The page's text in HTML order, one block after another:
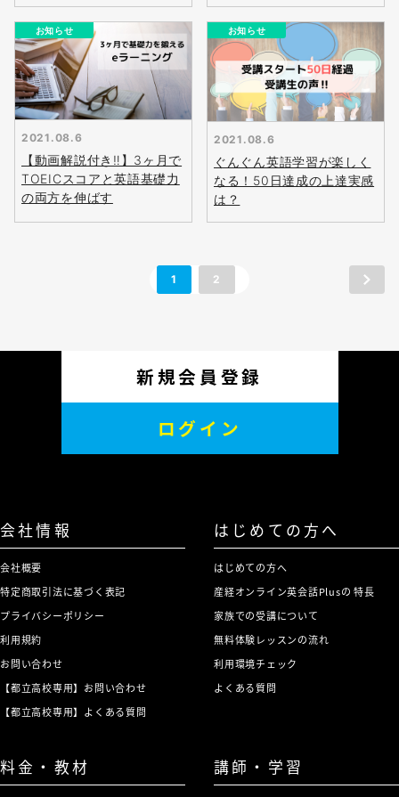
お知らせ
2021.08.6
【動画解説付き‼】3ヶ月で
TOEICスコアと英語基礎力
の両方を伸ばす
お知らせ
2021.08.6
ぐんぐん英語学習が楽しく
なる！50日達成の上達実感
は？
1 2
会員登録
新規会員登録
ログイン
会社情報
会社概要
特定商取引法に基づく表記
プライバシーポリシー
利用規約
お問い合わせ
【都立高校専用】お問い合わせ
【都立高校専用】よくある質問
はじめての方へ
はじめての方へ
産経オンライン英会話Plusの 特長
家族での受講について
無料体験レッスンの流れ
利用環境チェック
よくある質問
料金・教材 講師・学習